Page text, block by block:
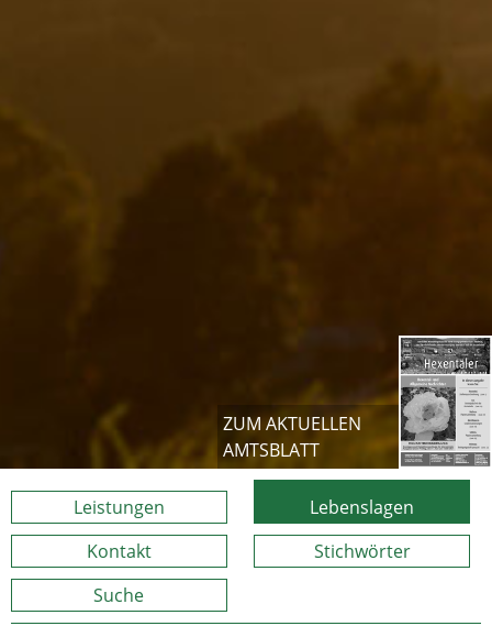
ZUM AKTUELLEN
AMTSBLATT
Leistungen
Lebenslagen
Kontakt
Stichwörter
Suche